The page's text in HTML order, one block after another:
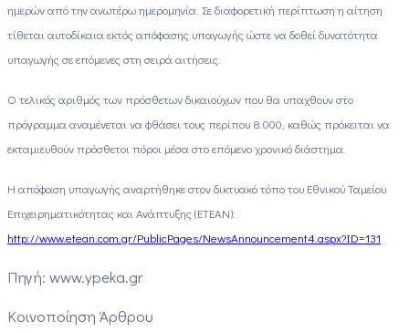
ημερών από την ανωτέρω ημερομηνία. Σε διαφορετική περίπτωση η αίτηση
τίθεται αυτοδίκαια εκτός απόφασης υπαγωγής ώστε να δοθεί δυνατότητα
υπαγωγής σε επόμενες στη σειρά αιτήσεις.
Ο τελικός αριθμός των πρόσθετων δικαιούχων που θα υπαχθούν στο
πρόγραμμα αναμένεται να φθάσει τους περίπου 8.000, καθώς πρόκειται να
εκταμιευθούν πρόσθετοι πόροι μέσα στο επόμενο χρονικό διάστημα.
Η απόφαση υπαγωγής αναρτήθηκε στον δικτυακό τόπο του Εθνικού Ταμείου
Επιχειρηματικότητας και Ανάπτυξης (ΕΤΕΑΝ):
http://www.etean.com.gr/PublicPages/NewsAnnouncement4.aspx?ID=131
Πηγή: www.ypeka.gr
Κοινοποίηση Άρθρου